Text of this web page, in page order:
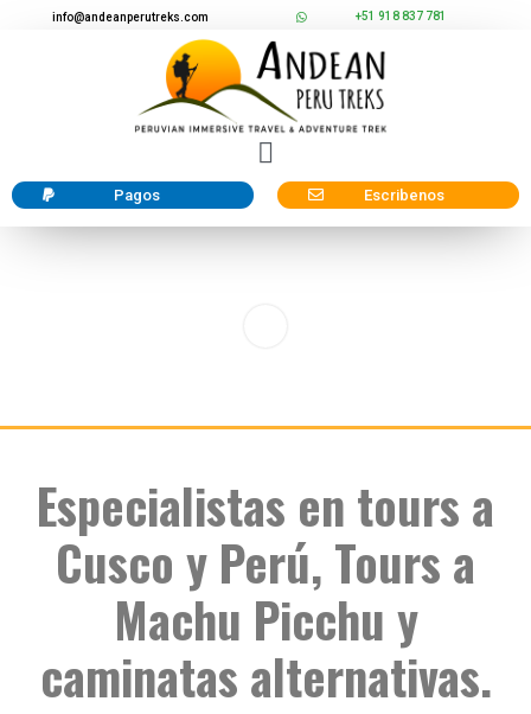
info@andeanperutreks.com +51 918 837 781
Pagos Escribenos
Especialistas en tours a
Cusco y Perú, Tours a
Machu Picchu y
caminatas alternativas.